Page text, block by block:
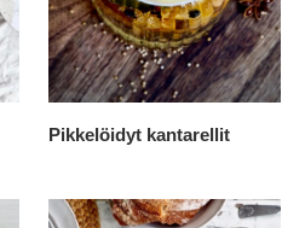
Pikkelöidyt kantarellit